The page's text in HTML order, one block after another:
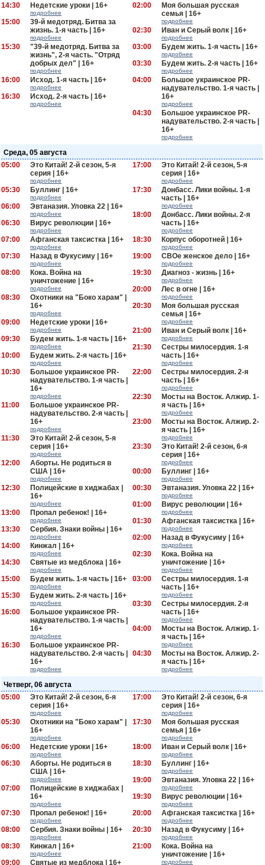
14:30 Недетские уроки | 16+
подробнее
15:00
39-й медотряд. Битва за
жизнь. 1-я часть | 16+
подробнее
15:30
"39-й медотряд. Битва за
жизнь", 2-я часть. "Отряд
добрых дел" | 16+
подробнее
16:00 Исход. 1-я часть | 16+
подробнее
16:30 Исход. 2-я часть | 16+
подробнее
02:00
Моя большая русская
семья | 16+
подробнее
02:30 Иван и Серый волк | 16+
подробнее
03:00 Будем жить. 1-я часть | 16+
подробнее
03:30 Будем жить. 2-я часть | 16+
подробнее
04:00
Большое украинское PR-
надувательство. 1-я часть |
16+
подробнее
04:30
Большое украинское PR-
надувательство. 2-я часть |
16+
подробнее
Среда, 05 августа
05:00
Это Китай! 2-й сезон, 5-я
серия | 16+
подробнее
05:30 Буллинг | 16+
подробнее
06:00 Эвтаназия. Уловка 22 | 16+
подробнее
06:30 Вирус революции | 16+
подробнее
07:00 Афганская таксистка | 16+
подробнее
07:30 Назад в Фукусиму | 16+
подробнее
08:00
Кока. Война на
уничтожение | 16+
подробнее
08:30
Охотники на "Боко харам" |
16+
подробнее
09:00 Недетские уроки | 16+
подробнее
09:30 Будем жить. 1-я часть | 16+
подробнее
10:00 Будем жить. 2-я часть | 16+
подробнее
10:30
Большое украинское PR-
надувательство. 1-я часть |
16+
подробнее
11:00
Большое украинское PR-
надувательство. 2-я часть |
16+
подробнее
11:30
Это Китай! 2-й сезон, 5-я
серия | 16+
подробнее
12:00
Аборты. Не родиться в
США | 16+
подробнее
12:30
Полицейские в хиджабах |
16+
подробнее
13:00 Пропал ребенок! | 16+
подробнее
13:30 Сербия. Знаки войны | 16+
подробнее
14:00 Кинжал | 16+
подробнее
14:30 Святые из медблока | 16+
подробнее
15:00 Будем жить. 1-я часть | 16+
подробнее
15:30 Будем жить. 2-я часть | 16+
подробнее
16:00
Большое украинское PR-
надувательство. 1-я часть |
16+
подробнее
16:30
Большое украинское PR-
надувательство. 2-я часть |
16+
подробнее
17:00
Это Китай! 2-й сезон, 5-я
серия | 16+
подробнее
17:30
Донбасс. Лики войны. 1-я
часть | 16+
подробнее
18:00
Донбасс. Лики войны. 2-я
часть | 16+
подробнее
18:30 Корпус оборотней | 16+
подробнее
19:00 СВОе женское дело | 16+
подробнее
19:30 Диагноз - жизнь | 16+
подробнее
20:00 Лес в огне | 16+
подробнее
20:30
Моя большая русская
семья | 16+
подробнее
21:00 Иван и Серый волк | 16+
подробнее
21:30
Сестры милосердия. 1-я
часть | 16+
подробнее
22:00
Сестры милосердия. 2-я
часть | 16+
подробнее
22:30
Мосты на Восток. Алжир. 1-
я часть | 16+
подробнее
23:00
Мосты на Восток. Алжир. 2-
я часть | 16+
подробнее
23:30
Это Китай! 2-й сезон, 6-я
серия | 16+
подробнее
00:00 Буллинг | 16+
подробнее
00:30 Эвтаназия. Уловка 22 | 16+
подробнее
01:00 Вирус революции | 16+
подробнее
01:30 Афганская таксистка | 16+
подробнее
02:00 Назад в Фукусиму | 16+
подробнее
02:30
Кока. Война на
уничтожение | 16+
подробнее
03:00
Сестры милосердия. 1-я
часть | 16+
подробнее
03:30
Сестры милосердия. 2-я
часть | 16+
подробнее
04:00
Мосты на Восток. Алжир. 1-
я часть | 16+
подробнее
04:30
Мосты на Восток. Алжир. 2-
я часть | 16+
подробнее
Четверг, 06 августа
05:00
Это Китай! 2-й сезон, 6-я
серия | 16+
подробнее
05:30
Охотники на "Боко харам" |
16+
подробнее
06:00 Недетские уроки | 16+
подробнее
06:30
Аборты. Не родиться в
США | 16+
подробнее
07:00
Полицейские в хиджабах |
16+
подробнее
07:30 Пропал ребенок! | 16+
подробнее
08:00 Сербия. Знаки войны | 16+
подробнее
08:30 Кинжал | 16+
подробнее
09:00 Святые из медблока | 16+
17:00
Это Китай! 2-й сезон, 6-я
серия | 16+
подробнее
17:30
Моя большая русская
семья | 16+
подробнее
18:00 Иван и Серый волк | 16+
подробнее
18:30 Буллинг | 16+
подробнее
19:00 Эвтаназия. Уловка 22 | 16+
подробнее
19:30 Вирус революции | 16+
подробнее
20:00 Афганская таксистка | 16+
подробнее
20:30 Назад в Фукусиму | 16+
подробнее
21:00
Кока. Война на
уничтожение | 16+
подробнее